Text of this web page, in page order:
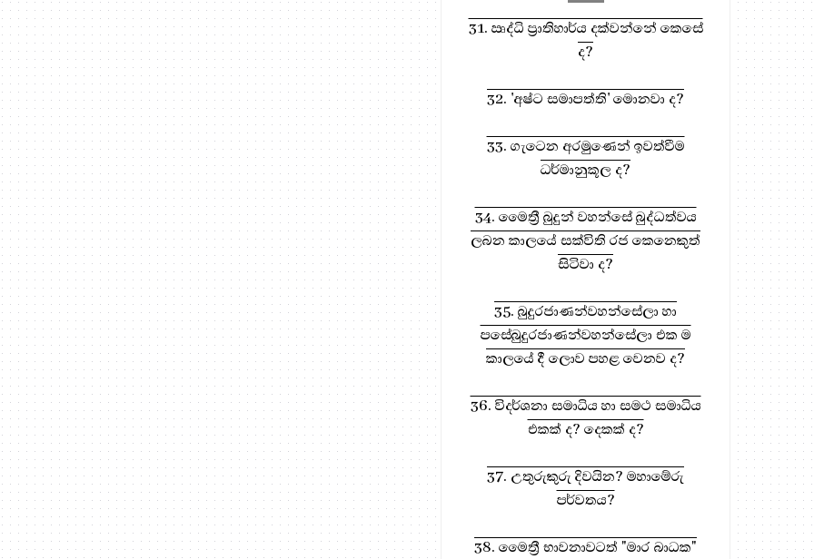
31. ඍද්ධි ප්‍රාතිහාර්ය දක්වන්නේ කෙසේ
ද?
32. 'අෂ්ට සමාපත්ති' මොනවා ද?
33. ගැටෙන අරමුණෙන් ඉවත්වීම
ධර්මානුකූල ද?
34. මෛත්‍රී බුදුන් වහන්සේ බුද්ධත්වය
ලබන කාලයේ සක්විති රජ කෙනෙකුත්
සිටිවා ද?
35. බුදුරජාණන්වහන්සේලා හා
පසේබුදුරජාණන්වහන්සේලා එක ම
කාලයේ දී ලොව පහළ වෙනව ද?
36. විදර්ශනා සමාධිය හා සමථ සමාධිය
එකක් ද? දෙකක් ද?
37. උතුරුකුරු දිවයින? මහාමේරු
පර්වතය?
38. මෛත්‍රී භාවනාවටත් "මාර බාධක"